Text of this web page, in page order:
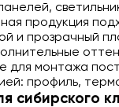
продукция
и прозрачный
для монтажа
профиль,
сибирского